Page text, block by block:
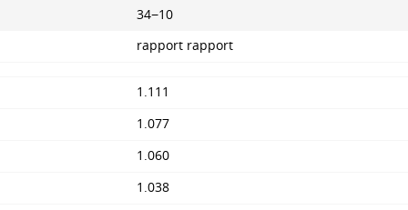
34−10
rapport rapport
1.111
1.077
1.060
1.038